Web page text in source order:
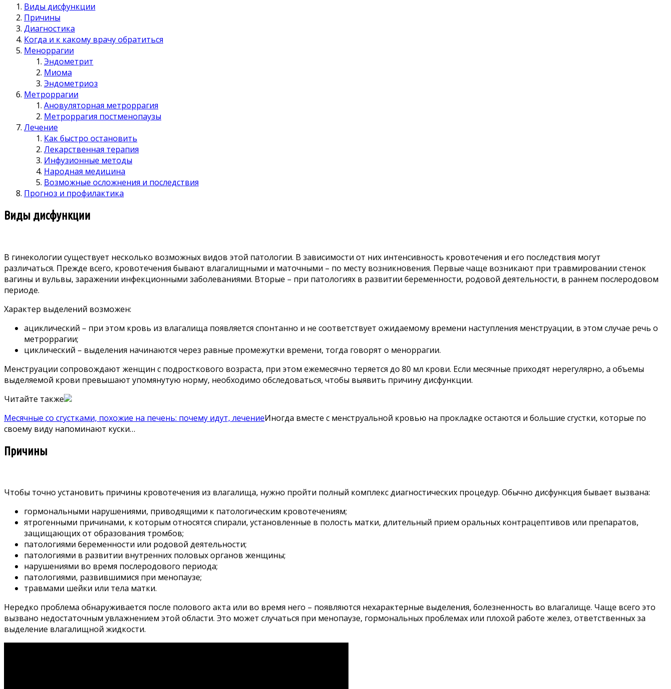
Виды дисфункции
Причины
Диагностика
Когда и к какому врачу обратиться
Меноррагии
Эндометрит
Миома
Эндометриоз
Метроррагии
Ановуляторная метроррагия
Метроррагия постменопаузы
Лечение
Как быстро остановить
Лекарственная терапия
Инфузионные методы
Народная медицина
Возможные осложнения и последствия
Прогноз и профилактика
Виды дисфункции
В гинекологии существует несколько возможных видов этой патологии. В зависимости от них интенсивность кровотечения и его последствия могут
различаться. Прежде всего, кровотечения бывают влагалищными и маточными – по месту возникновения. Первые чаще возникают при травмировании стенок
вагины и вульвы, заражении инфекционными заболеваниями. Вторые – при патологиях в развитии беременности, родовой деятельности, в раннем послеродовом
периоде.
Характер выделений возможен:
ациклический – при этом кровь из влагалища появляется спонтанно и не соответствует ожидаемому времени наступления менструации, в этом случае речь о
метроррагии;
циклический – выделения начинаются через равные промежутки времени, тогда говорят о меноррагии.
Менструации сопровождают женщин с подросткового возраста, при этом ежемесячно теряется до 80 мл крови. Если месячные приходят нерегулярно, а объемы
выделяемой крови превышают упомянутую норму, необходимо обследоваться, чтобы выявить причину дисфункции.
Читайте также
Месячные со сгустками, похожие на печень: почему идут, лечениеИногда вместе с менструальной кровью на прокладке остаются и большие сгустки, которые по
своему виду напоминают куски…
Причины
Чтобы точно установить причины кровотечения из влагалища, нужно пройти полный комплекс диагностических процедур. Обычно дисфункция бывает вызвана:
гормональными нарушениями, приводящими к патологическим кровотечениям;
ятрогенными причинами, к которым относятся спирали, установленные в полость матки, длительный прием оральных контрацептивов или препаратов,
защищающих от образования тромбов;
патологиями беременности или родовой деятельности;
патологиями в развитии внутренних половых органов женщины;
нарушениями во время послеродового периода;
патологиями, развившимися при менопаузе;
травмами шейки или тела матки.
Нередко проблема обнаруживается после полового акта или во время него – появляются нехарактерные выделения, болезненность во влагалище. Чаще всего это
вызвано недостаточным увлажнением этой области. Это может случаться при менопаузе, гормональных проблемах или плохой работе желез, ответственных за
выделение влагалищной жидкости.